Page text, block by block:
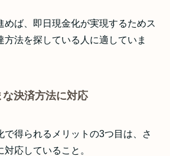
めば、即日現金化が実現するためス
方法を探している人に適していま
な決済方法に対応
で得られるメリットの3つ目は、さ
応していること。